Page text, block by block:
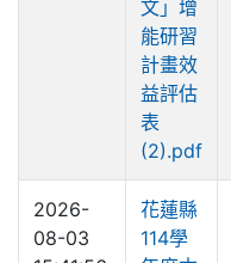
文」增
能研習
計畫效
益評估
表
(2).pdf
2026-
08-03
花蓮縣
114學